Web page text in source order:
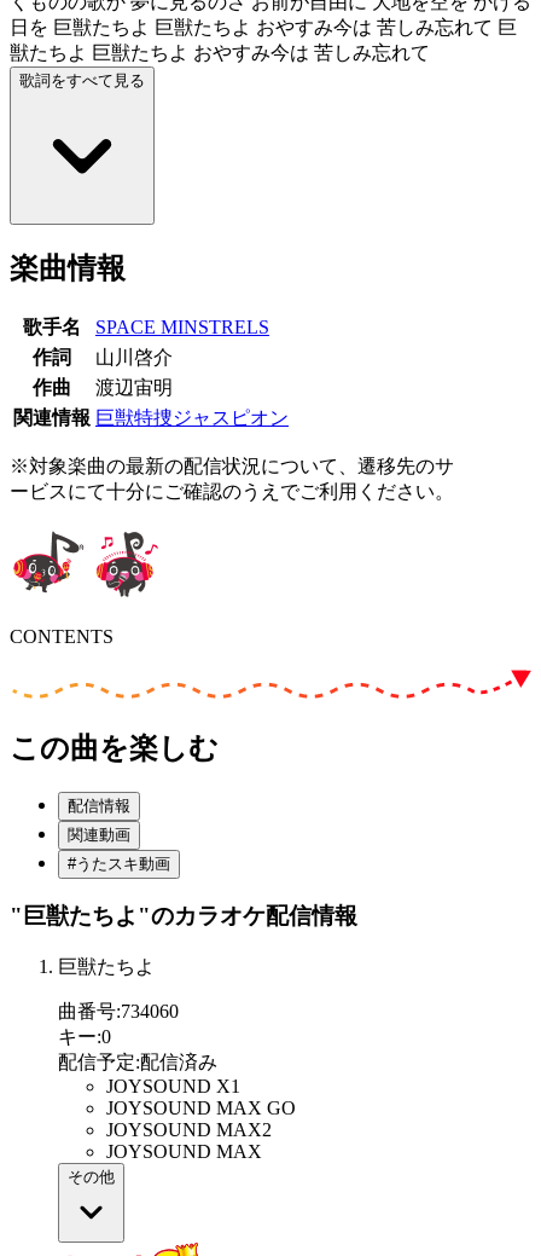
日を 巨獣たちよ 巨獣たちよ おやすみ今は 苦しみ忘れて 巨
獣たちよ 巨獣たちよ おやすみ今は 苦しみ忘れて
歌詞をすべて見る
楽曲情報
歌手名
SPACE MINSTRELS
作詞
山川啓介
作曲
渡辺宙明
関連情報 巨獣特捜ジャスピオン
※対象楽曲の最新の配信状況について、遷移先のサ
ービスにて十分にご確認のうえでご利用ください。
CONTENTS
この曲を楽しむ
配信情報
関連動画
#うたスキ動画
"巨獣たちよ"のカラオケ配信情報
巨獣たちよ
曲番号:734060
キー:0
配信予定:配信済み
JOYSOUND X1
JOYSOUND MAX GO
JOYSOUND MAX2
JOYSOUND MAX
その他